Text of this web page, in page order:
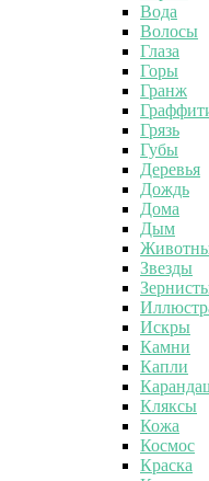
Вода
Волосы
Глаза
Горы
Гранж
Грязь
Губы
Деревья
Дождь
Дома
Дым
Звезды
Искры
Камни
Капли
Кляксы
Кожа
Космос
Краска